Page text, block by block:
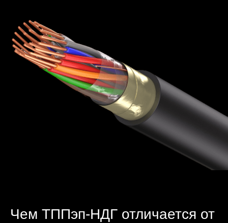
Чем ТППэп-НДГ отличается от